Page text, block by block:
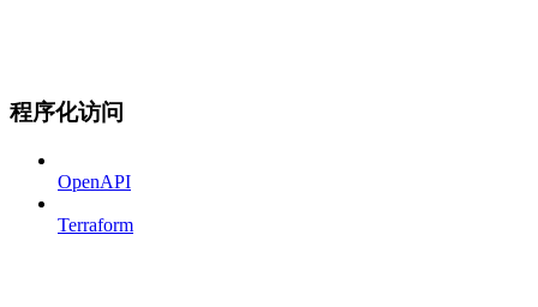
程序化访问
OpenAPI
Terraform